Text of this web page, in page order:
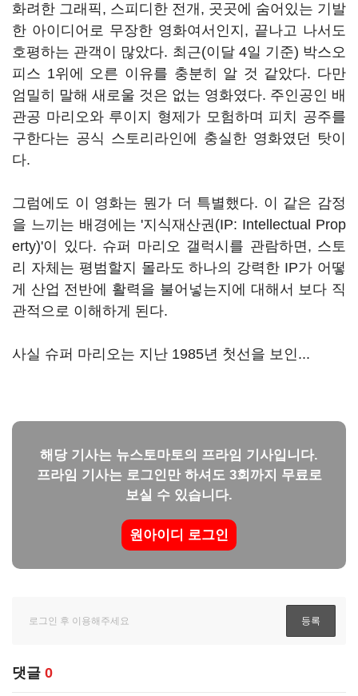
화려한 그래픽, 스피디한 전개, 곳곳에 숨어있는 기발
한 아이디어로 무장한 영화여서인지, 끝나고 나서도
호평하는 관객이 많았다. 최근(이달 4일 기준) 박스오
피스 1위에 오른 이유를 충분히 알 것 같았다. 다만
엄밀히 말해 새로울 것은 없는 영화였다. 주인공인 배
관공 마리오와 루이지 형제가 모험하며 피치 공주를
구한다는 공식 스토리라인에 충실한 영화였던 탓이
다.
그럼에도 이 영화는 뭔가 더 특별했다. 이 같은 감정
을 느끼는 배경에는 '지식재산권(IP: Intellectual Prop
erty)'이 있다. 슈퍼 마리오 갤럭시를 관람하면, 스토
리 자체는 평범할지 몰라도 하나의 강력한 IP가 어떻
게 산업 전반에 활력을 불어넣는지에 대해서 보다 직
관적으로 이해하게 된다.
사실 슈퍼 마리오는 지난 1985년 첫선을 보인...
해당 기사는 뉴스토마토의 프라임 기사입니다.
프라임 기사는 로그인만 하셔도 3회까지 무료로
보실 수 있습니다.
원아이디 로그인
댓글 0